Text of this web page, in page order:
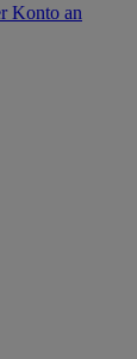
Konto an